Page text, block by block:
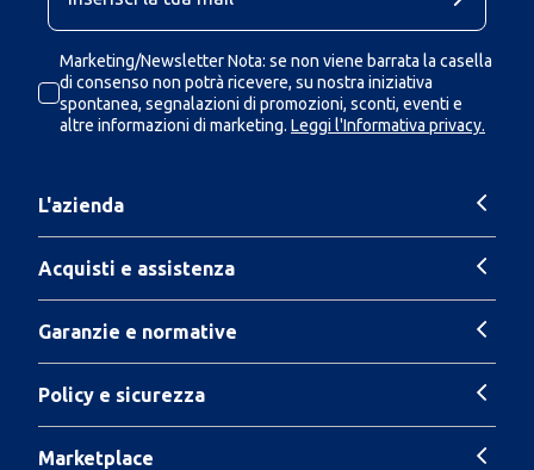
Marketing/Newsletter Nota: se non viene barrata la casella
di consenso non potrà ricevere, su nostra iniziativa
spontanea, segnalazioni di promozioni, sconti, eventi e
altre informazioni di marketing. Leggi l'Informativa privacy.
L'azienda
Acquisti e assistenza
Garanzie e normative
Policy e sicurezza
Marketplace